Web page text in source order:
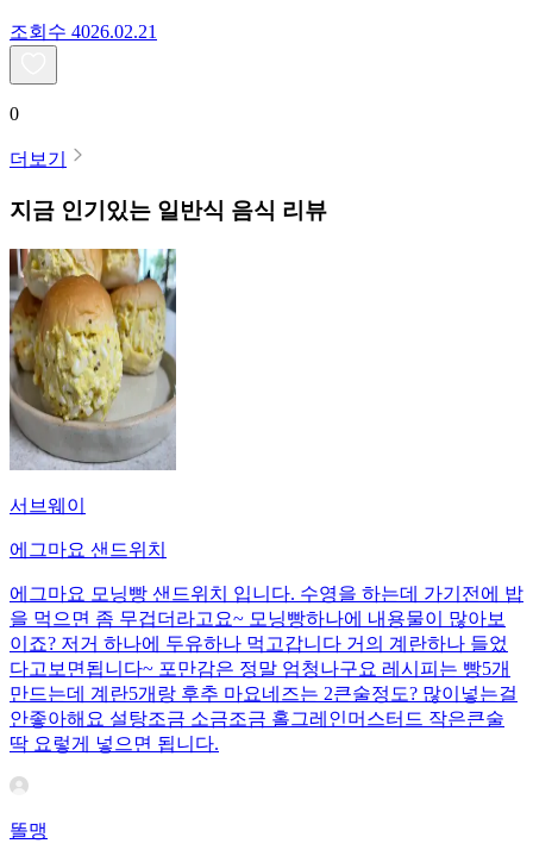
조회수 4026.02.21
0
더보기
지금 인기있는 일반식 음식 리뷰
서브웨이
에그마요 샌드위치
에그마요 모닝빵 샌드위치 입니다. 수영을 하는데 가기전에 밥
을 먹으면 좀 무겁더라고요~ 모닝빵하나에 내용물이 많아보
이죠? 저거 하나에 두유하나 먹고갑니다 거의 계란하나 들었
다고보면됩니다~ 포만감은 정말 엄청나구요 레시피는 빵5개
만드는데 계란5개랑 후추 마요네즈는 2큰술정도? 많이넣는걸
안좋아해요 설탕조금 소금조금 홀그레인머스터드 작은큰술
딱 요렇게 넣으면 됩니다.
똘맹